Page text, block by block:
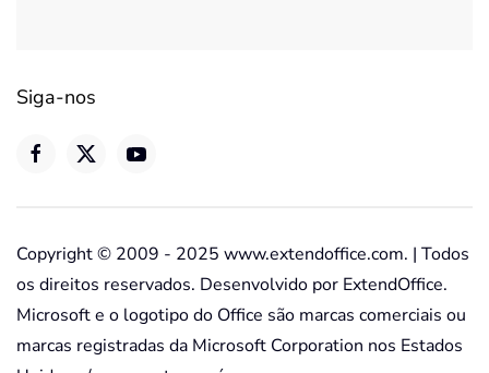
Siga-nos
Copyright © 2009 - 2025 www.extendoffice.com. | Todos
os direitos reservados. Desenvolvido por ExtendOffice.
Microsoft e o logotipo do Office são marcas comerciais ou
marcas registradas da Microsoft Corporation nos Estados